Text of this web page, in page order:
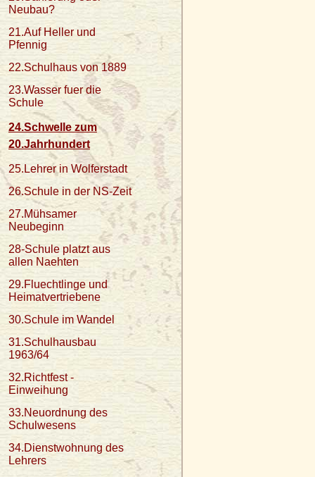
Neubau?
21.Auf Heller und
Pfennig
22.Schulhaus von 1889
23.Wasser fuer die
Schule
24.Schwelle zum
20.Jahrhundert
25.Lehrer in Wolferstadt
26.Schule in der NS-Zeit
27.Mühsamer
Neubeginn
28-Schule platzt aus
allen Naehten
29.Fluechtlinge und
Heimatvertriebene
30.Schule im Wandel
31.Schulhausbau
1963/64
32.Richtfest -
Einweihung
33.Neuordnung des
Schulwesens
34.Dienstwohnung des
Lehrers